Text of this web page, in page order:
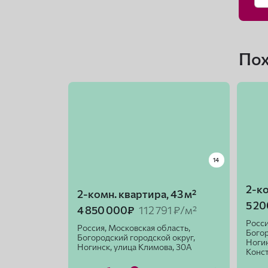
14
2-комн. квартира, 43 м²
4 850 000₽ 112 791 ₽/м²
Россия, Московская область,
Богородский городской округ,
Ногинск, улица Климова, 30А
2-
5